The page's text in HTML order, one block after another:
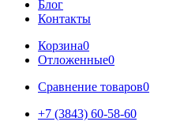
Блог
Контакты
Корзина0
Отложенные0
Сравнение товаров0
+7 (3843) 60-58-60